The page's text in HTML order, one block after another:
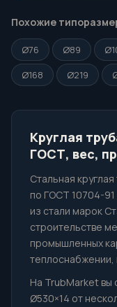
Похожие
Ø76 Ø89
Ø168
Ø219
Круглая
ГОСТ, вес,
Стальная
по ГОСТ 10704-
из стали марок
строительстве
промышленных
На TrubMarket вы
Ø530×14 от